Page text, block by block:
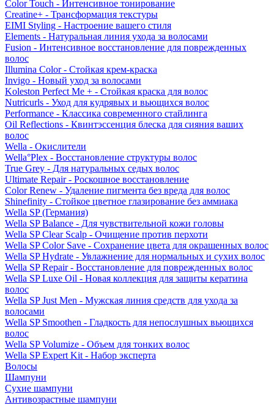
Color Touch - Интенсивное тонирование
Creatine+ - Трансформация текстуры
EIMI Styling - Настроение вашего стиля
Elements - Натуральная линия ухода за волосами
Fusion - Интенсивное восстановление для поврежденных
волос
Illumina Color - Стойкая крем-краска
Invigo - Новый уход за волосами
Koleston Perfect Me + - Стойкая краска для волос
Nutricurls - Уход для кудрявых и вьющихся волос
Performance - Классика современного стайлинга
Oil Reflections - Квинтэссенция блеска для сияния ваших
волос
Wella - Окислители
Wella°Plex - Восстановление структуры волос
True Grey - Для натуральных седых волос
Ultimate Repair - Роскошное восстановление
Color Renew - Удаление пигмента без вреда для волос
Shinefinity - Стойкое цветное глазирование без аммиака
Wella SP (Германия)
Wella SP Balance - Для чувствительной кожи головы
Wella SP Clear Scalp - Очищение против перхоти
Wella SP Color Save - Сохранение цвета для окрашенных волос
Wella SP Hydrate - Увлажнение для нормальных и сухих волос
Wella SP Repair - Восстановление для поврежденных волос
Wella SP Luxe Oil - Новая коллекция для защиты кератина
волос
Wella SP Just Men - Мужская линия средств для ухода за
волосами
Wella SP Smoothen - Гладкость для непослушных вьющихся
волос
Wella SP Volumize - Объем для тонких волос
Wella SP Expert Kit - Набор эксперта
Волосы
Шампуни
Сухие шампуни
Антивозрастные шампуни